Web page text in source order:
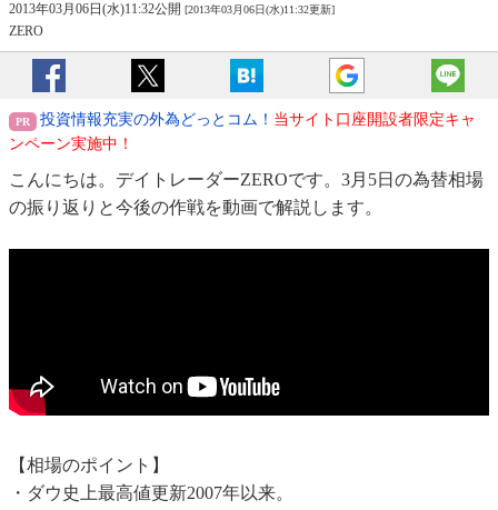
2013年03月06日(水)11:32公開 [2013年03月06日(水)11:32更新]
ZERO
投資情報充実の外為どっとコム！ 当サイト口座開設者限定キャ
ンペーン実施中！
こんにちは。デイトレーダーZEROです。3月5日の為替相場
の振り返りと今後の作戦を動画で解説します。
【相場のポイント】
・ダウ史上最高値更新2007年以来。